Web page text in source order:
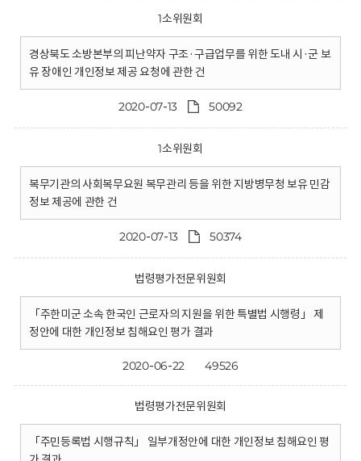
1소위원회
경상북도 소방본부의 피난약자 구조·구급업무를 위한 도내 시·군 보
유 장애인 개인정보 제공 요청에 관한 건
2020-07-13 50092
1소위원회
복무기관의 사회복무요원 복무관리 등을 위한 지방병무청 보유 민감
정보 제공에 관한 건
2020-07-13 50374
법령평가전문위원회
「주한미군 소속 한국인 근로자의 지원을 위한 특별법 시행령」 제
정안에 대한 개인정보 침해요인 평가 결과
2020-06-22 49526
법령평가전문위원회
「주민등록법 시행규칙」 일부개정안에 대한 개인정보 침해요인 평